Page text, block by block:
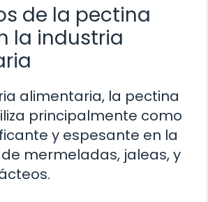
de la pectina
la industria
alimentaria, la pectina
principalmente como
y espesante en la
mermeladas, jaleas, y